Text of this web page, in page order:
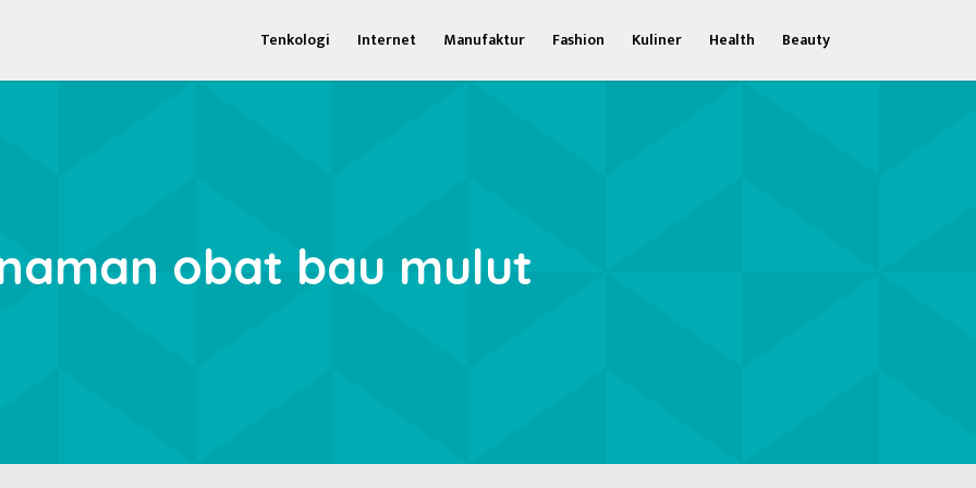
Tenkologi Internet Manufaktur Fashion Kuliner Health Beauty
obat bau mulut